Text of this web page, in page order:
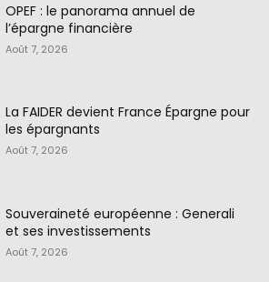
OPEF : le panorama annuel de
l’épargne financière
Août 7, 2026
La FAIDER devient France Épargne pour
les épargnants
Août 7, 2026
Souveraineté européenne : Generali
et ses investissements
Août 7, 2026